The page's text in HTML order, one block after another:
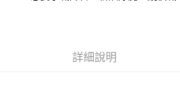
詳細說明